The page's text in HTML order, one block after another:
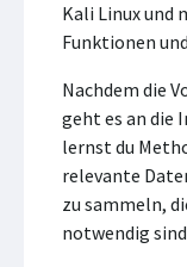
Kali Linux und
Funktionen
Nachdem die
geht es an die
lernst du
relevante
zu sammeln,
notwendig